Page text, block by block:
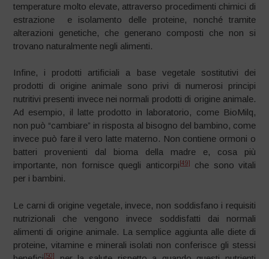
temperature molto elevate, attraverso procedimenti chimici di
estrazione e isolamento delle proteine, nonché tramite
alterazioni genetiche, che generano composti che non si
trovano naturalmente negli alimenti.
Infine, i prodotti artificiali a base vegetale sostitutivi dei
prodotti di origine animale sono privi di numerosi principi
nutritivi presenti invece nei normali prodotti di origine animale.
Ad esempio, il latte prodotto in laboratorio, come BioMilq,
non può “cambiare” in risposta al bisogno del bambino, come
invece può fare il vero latte materno. Non contiene ormoni o
batteri provenienti dal bioma della madre e, cosa più
importante, non fornisce quegli anticorpi [49]
che sono vitali
per i bambini.
Le carni di origine vegetale, invece, non soddisfano i requisiti
nutrizionali che vengono invece soddisfatti dai normali
alimenti di origine animale. La semplice aggiunta alle diete di
proteine, vitamine e minerali isolati non conferisce gli stessi
[50]